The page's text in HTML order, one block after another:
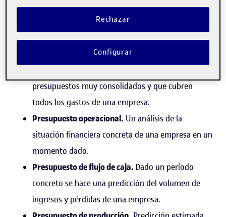
Algunos tipos de presupuestos
Según las necesidades específicas del proyecto y la
empresa, existen diversos tipos de presupuesto de
presupuestos muy consolidados y que cubren
todos los gastos de una empresa.
Presupuesto operacional. Un análisis de la
situación financiera concreta de una empresa en un
momento dado.
Presupuesto de flujo de caja. Dado un período
concreto se hace una predicción del volumen de
ingresos y pérdidas de una empresa.
Rechazar
Configurar